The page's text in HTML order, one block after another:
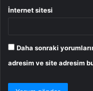
İnternet sitesi
Daha sonraki
adresim ve site adresim